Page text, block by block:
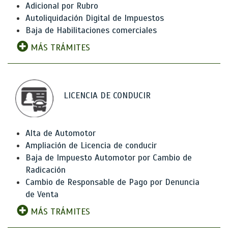
Adicional por Rubro
Autoliquidación Digital de Impuestos
Baja de Habilitaciones comerciales
MÁS TRÁMITES
LICENCIA DE CONDUCIR
Alta de Automotor
Ampliación de Licencia de conducir
Baja de Impuesto Automotor por Cambio de
Radicación
Cambio de Responsable de Pago por Denuncia
de Venta
MÁS TRÁMITES